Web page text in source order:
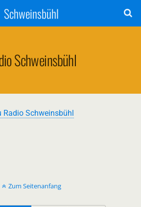
Schweinsbühl
Schweinsbühl
Radio Schweinsbühl
Zum Seitenanfang